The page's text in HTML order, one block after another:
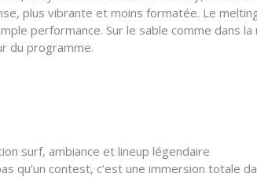
plus vibrante et moins formatée. Le
performance. Sur le sable comme
du programme.
surf, ambiance et lineup légendaire
qu’un contest, c’est une immersion totale